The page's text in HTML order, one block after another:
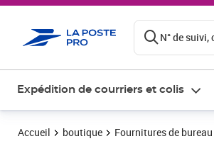
N° de
Expédition de courriers et colis
Accueil boutique Fournitures de bureau